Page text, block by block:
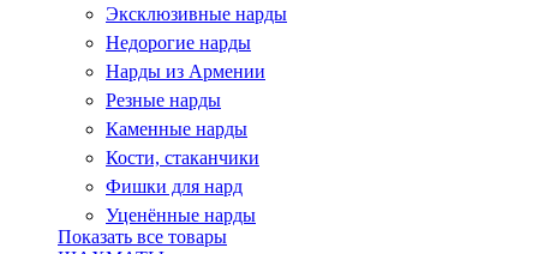
Эксклюзивные нарды
Недорогие нарды
Нарды из Армении
Резные нарды
Каменные нарды
Кости, стаканчики
Фишки для нард
Уценённые нарды
Показать все товары